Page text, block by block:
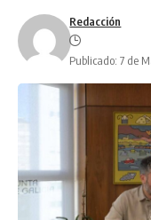
Redacción
Publicado: 7 de